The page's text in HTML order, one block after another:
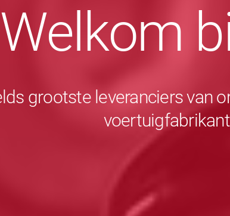
Welkom
grootste leveranciers van